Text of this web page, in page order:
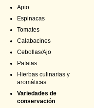
Apio
Espinacas
Tomates
Calabacines
Cebollas/Ajo
Patatas
Hierbas culinarias y
aromáticas
Variedades de
conservación